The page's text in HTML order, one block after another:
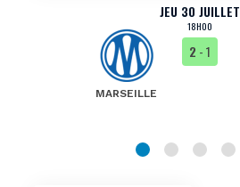
JEU 30 JUILLET
18H00
MARSEILLE
2 - 1